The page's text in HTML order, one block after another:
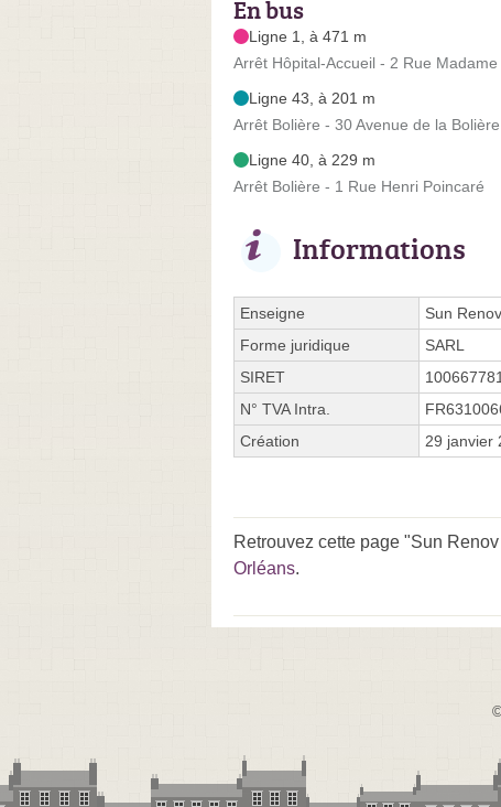
En bus
Ligne 1, à 471 m
Arrêt Hôpital-Accueil - 2 Rue
Ligne 43, à 201 m
Arrêt Bolière - 30 Avenue de la Bolière
Ligne 40, à 229 m
Arrêt Bolière - 1 Rue Henri Poincaré
Informations
Enseigne
Sun Renov
Forme juridique
SARL
SIRET
N° TVA Intra.
Création
29 janvier
Retrouvez cette page "Sun
Orléans.